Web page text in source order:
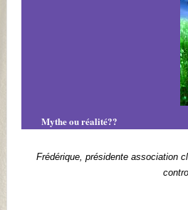
Mythe ou réalité??
Frédérique, présidente association